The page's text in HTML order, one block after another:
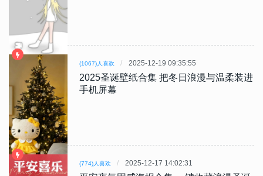
(1067)人喜欢 2025-12-19 09:35:55
2025圣诞壁纸合集 把冬日浪漫与温柔装进
手机屏幕
(774)人喜欢 2025-12-17 14:02:31